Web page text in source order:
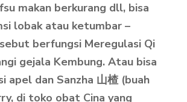
makan berkurang dll, bisa
lobak atau ketumbar –
berfungsi Meregulasi Qi
gejala Kembung. Atau bisa
apel dan Sanzha 山楂 (buah
di toko obat Cina yang